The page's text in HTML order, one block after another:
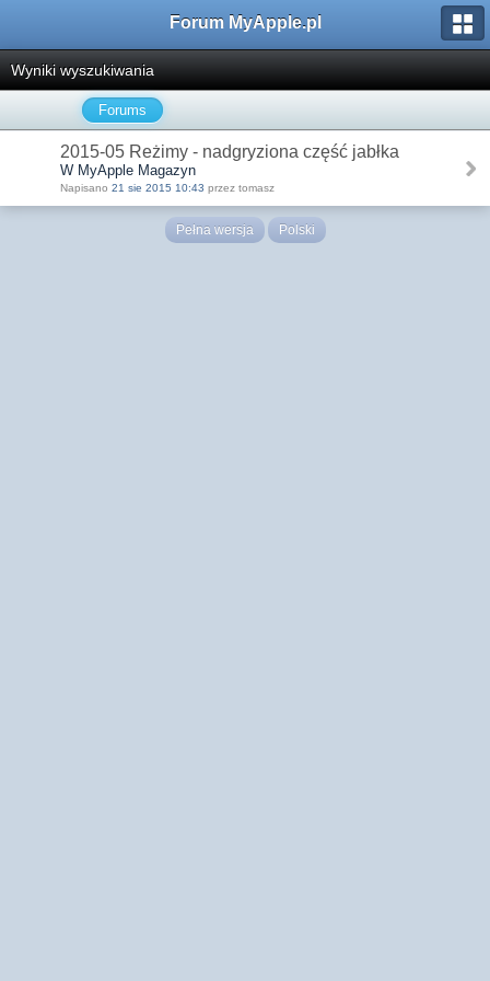
Forum MyApple.pl
Wyniki wyszukiwania
Forums
2015-05 Reżimy - nadgryziona część jabłka
W MyApple Magazyn
Napisano 21 sie 2015 10:43 przez tomasz
Pełna wersja Polski